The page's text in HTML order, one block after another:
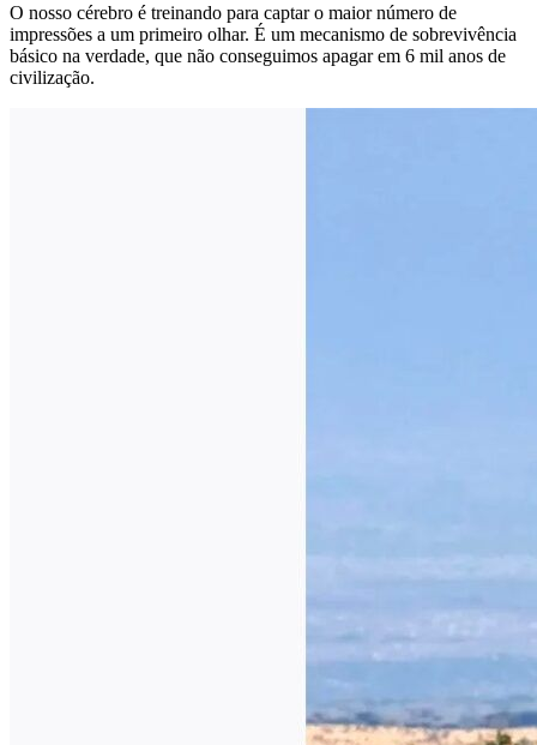
O nosso cérebro é treinando para captar o maior número de
impressões a um primeiro olhar. É um mecanismo de sobrevivência
básico na verdade, que não conseguimos apagar em 6 mil anos de
civilização.